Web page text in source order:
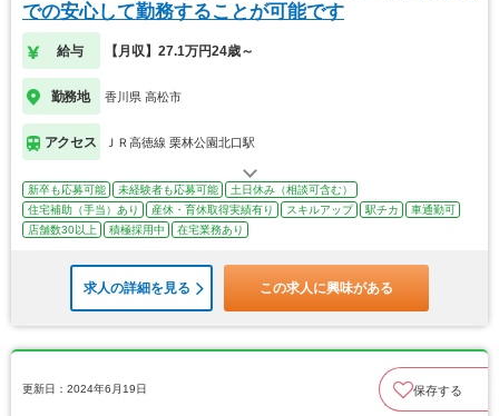
での安心して勤務することが可能です
給与 【月収】27.1万円24歳～
勤務地 香川県 高松市
アクセス ＪＲ高徳線 栗林公園北口駅
新卒も応募可能 未経験者も応募可能
土日休み（相談可含む）
住宅補助（手当）あり
産休・育休取得実績有り スキルアップ 駅チカ
車通勤可
店舗数30以上
積極採用中 在宅業務あり
求人の詳細を見る この求人に興味がある
更新日：2024年6月19日 保存する